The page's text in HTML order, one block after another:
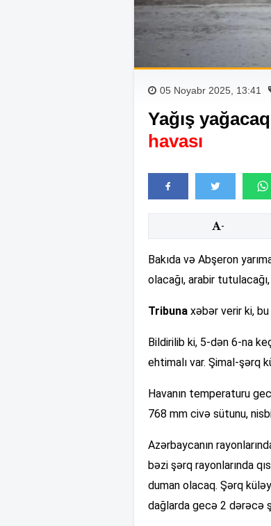
05 Noyabr 2025, 13:41
Yağış
havası
-
Bakıda və Abşeron
olacağı, arabir
Tribuna xəbər verir ki,
Bildirilib ki, 5-dən 6-na
ehtimalı var. Şimal-şərq
Havanın temperaturu
768 mm civə sütunu,
Azərbaycanın
bəzi şərq rayonlarında
duman olacaq. Şərq
dağlarda gecə 2 dərəcə